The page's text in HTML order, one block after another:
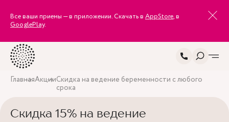
Все ваши приемы — в приложении. Скачать в AppStore, в
GooglePlay.
ГлавнаяАкцииСкидка на ведение беременности с любого
срока
Скидка 15% на ведение